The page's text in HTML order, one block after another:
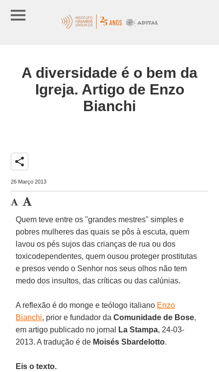
A diversidade é o bem da
Igreja. Artigo de Enzo
Bianchi
share
26 Março 2013
Quem teve entre os "grandes mestres" simples e
pobres mulheres das quais se pôs à escuta, quem
lavou os pés sujos das crianças de rua ou dos
toxicodependentes, quem ousou proteger prostitutas
e presos vendo o Senhor nos seus olhos não tem
medo dos insultos, das críticas ou das calúnias.
A reflexão é do monge e teólogo italiano Enzo
Bianchi, prior e fundador daComunidade de Bose,
em artigo publicado no jornal
La Stampa, 24-03-
2013. A tradução é de Moisés Sbardelotto.
Eis o texto.